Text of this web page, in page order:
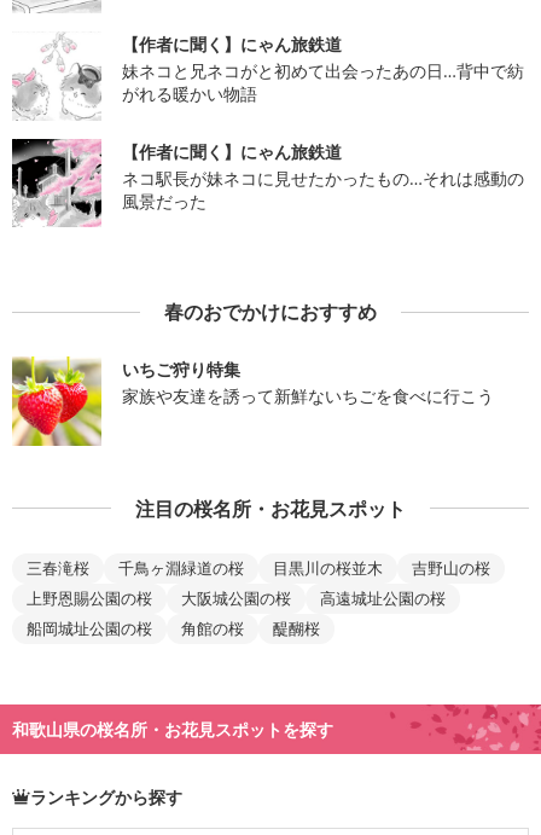
【作者に聞く】にゃん旅鉄道
妹ネコと兄ネコがと初めて出会ったあの日…背中で紡
がれる暖かい物語
【作者に聞く】にゃん旅鉄道
ネコ駅長が妹ネコに見せたかったもの…それは感動の
風景だった
春のおでかけにおすすめ
いちご狩り特集
家族や友達を誘って新鮮ないちごを食べに行こう
注目の桜名所・お花見スポット
三春滝桜 千鳥ヶ淵緑道の桜 目黒川の桜並木
吉野山の桜
上野恩賜公園の桜
大阪城公園の桜
高遠城址公園の桜
船岡城址公園の桜
角館の桜 醍醐桜
和歌山県の桜名所・お花見スポットを探す
ランキングから探す